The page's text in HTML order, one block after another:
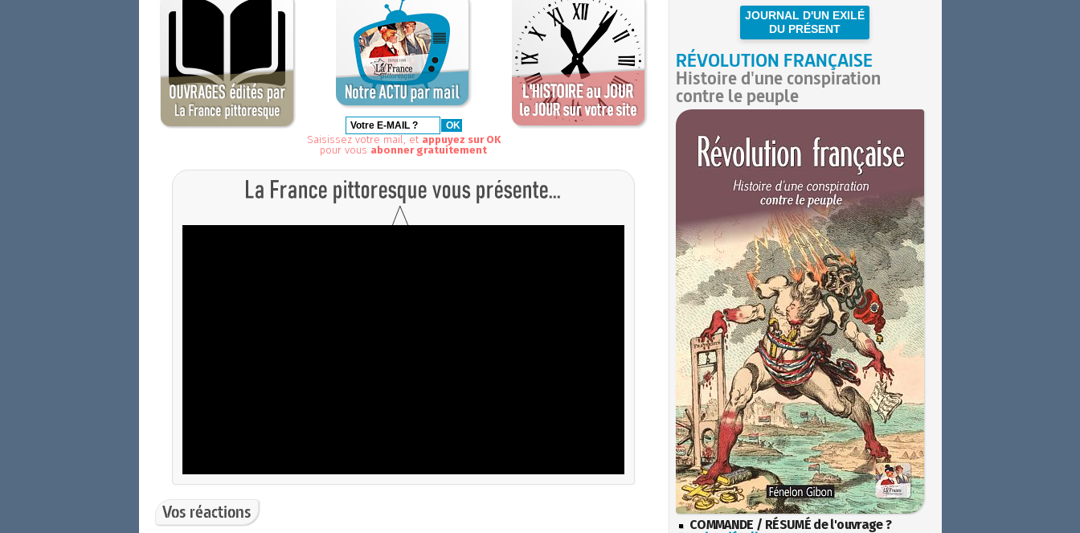
Saisissez votre mail, et appuyez sur OK
pour vous abonner gratuitement
Vos réactions
JOURNAL D'UN EXILÉ
DU PRÉSENT
RÉVOLUTION FRANÇAISE
Histoire d'une conspiration
contre le peuple
COMMANDE / RÉSUMÉ de l'ouvrage ?